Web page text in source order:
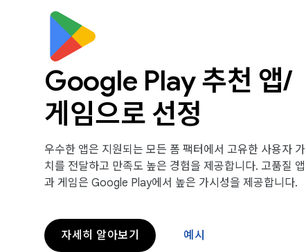
Google Play 추천 앱/
게임으로 선정
우수한 앱은 지원되는 모든 폼 팩터에서 고유한 사용자 가
치를 전달하고 만족도 높은 경험을 제공합니다. 고품질 앱
과 게임은 Google Play에서 높은 가시성을 제공합니다.
자세히 알아보기 예시